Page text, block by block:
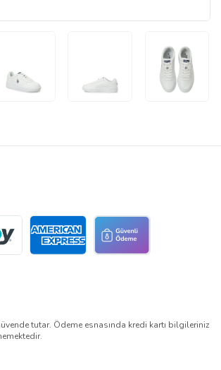
tutar. Ödeme esnasında kredi kartı bilgileriniz